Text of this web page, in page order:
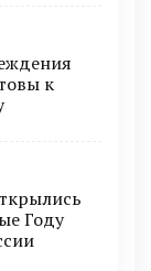
к
Году